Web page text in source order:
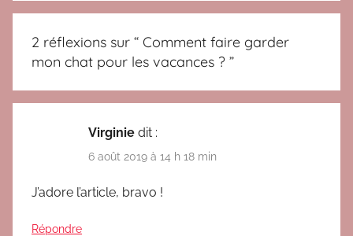
c
e
2 réflexions sur “ Comment faire garder
mon chat pour les vacances ? ”
Virginie dit :
6 août 2019 à 14 h 18 min
J’adore l’article, bravo !
Répondre